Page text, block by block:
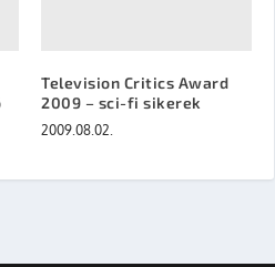
Television Critics Award
2009 – sci-fi sikerek
2009.08.02.